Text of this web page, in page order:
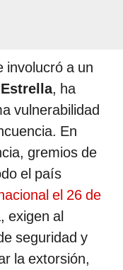
involucró a un
, ha
vulnerabilidad
En
gremios de
el país
el 26 de
exigen al
seguridad y
la extorsión,